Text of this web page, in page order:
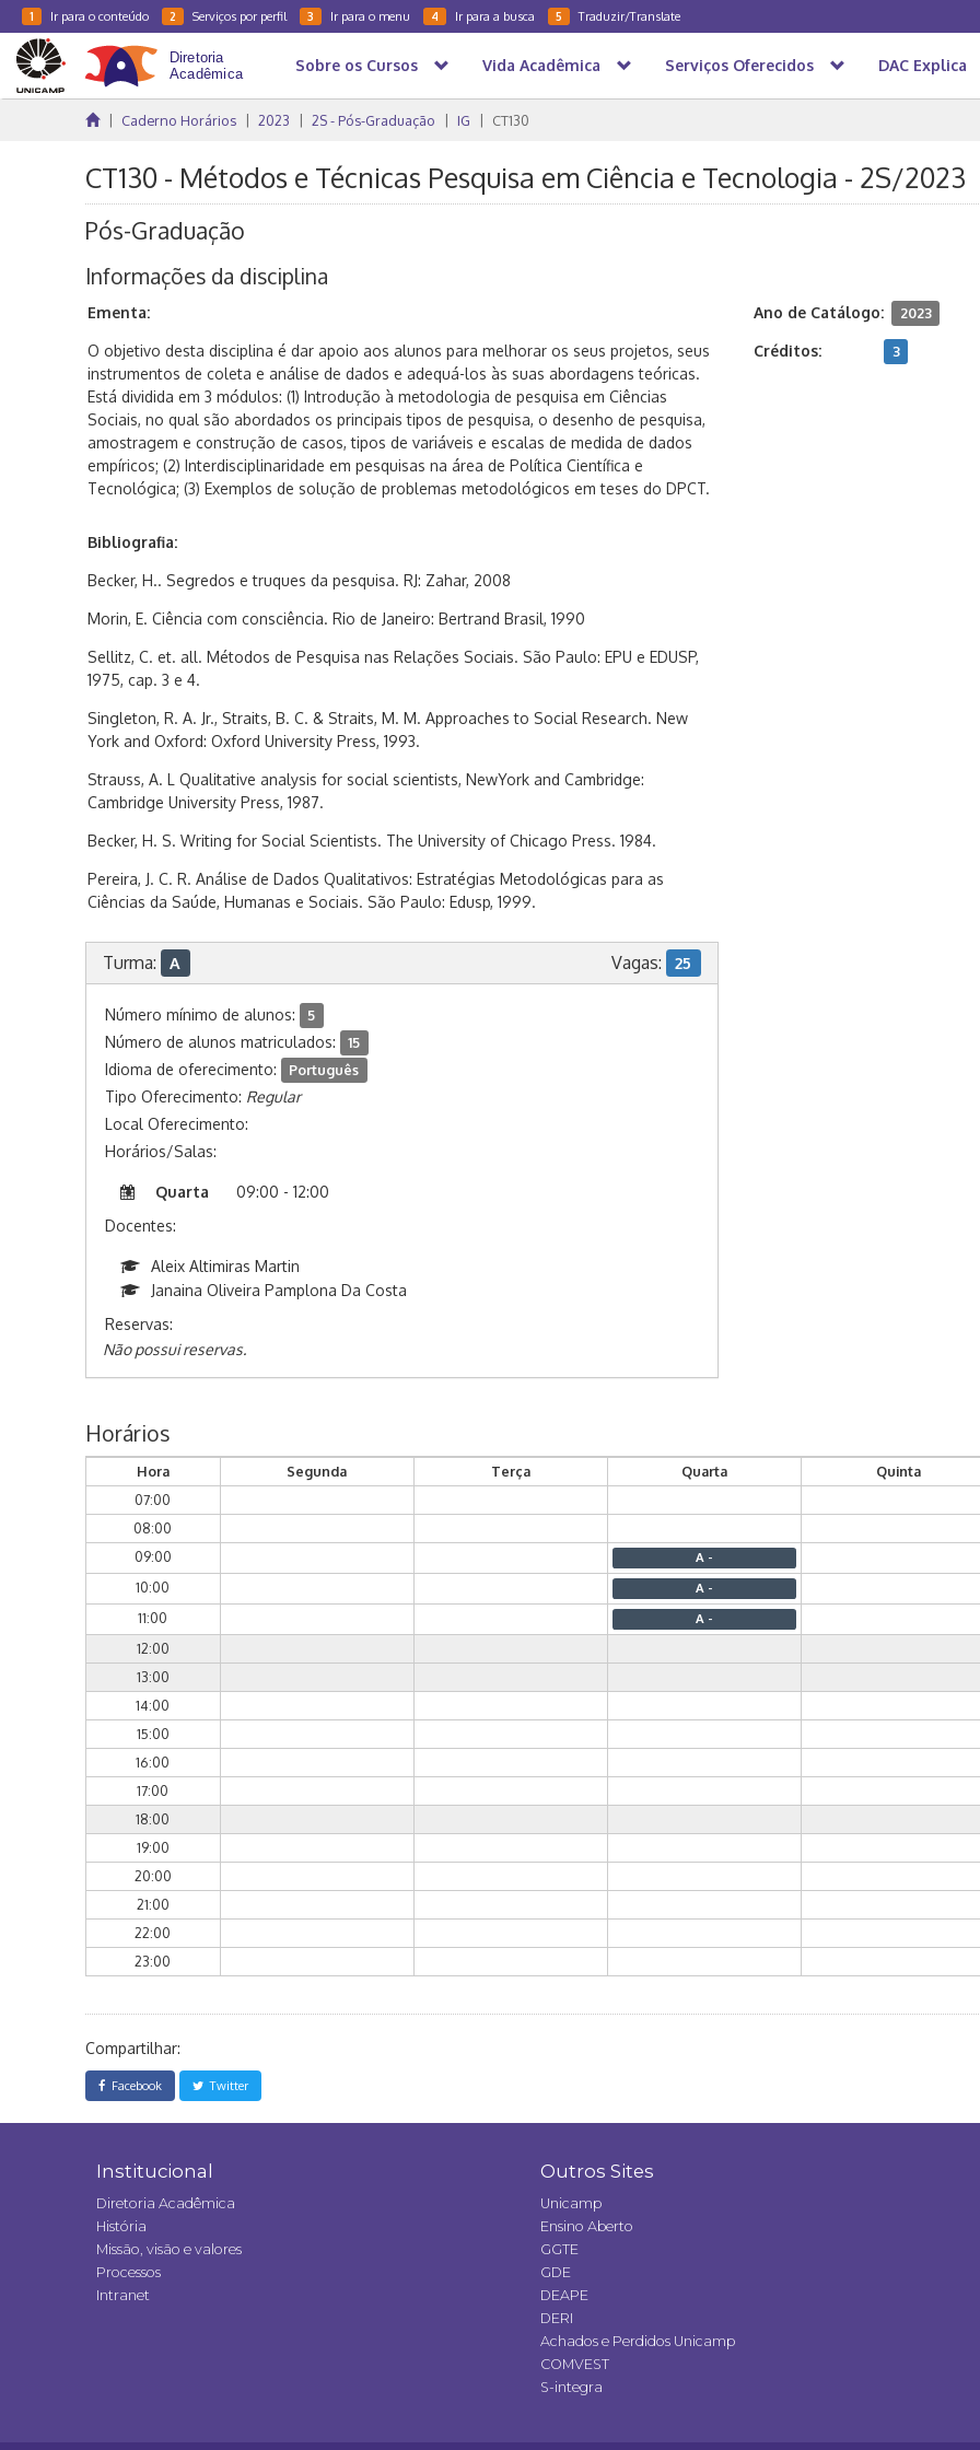
1 Ir para o conteúdo 2 Serviços por perfil 3 Ir para o menu 4 Ir para a busca 5 Traduzir/Translate
Sobre os Cursos Vida Acadêmica Serviços Oferecidos DAC Explica
Caderno Horários 2023 2S - Pós-Graduação IG CT130
CT130 - Métodos e Técnicas Pesquisa em Ciência e Tecnologia - 2S/2023
Pós-Graduação
Informações da disciplina
Ementa:
O objetivo desta disciplina é dar apoio aos alunos para melhorar os seus projetos, seus
instrumentos de coleta e análise de dados e adequá-los às suas abordagens teóricas.
Está dividida em 3 módulos: (1) Introdução à metodologia de pesquisa em Ciências
Sociais, no qual são abordados os principais tipos de pesquisa, o desenho de pesquisa,
amostragem e construção de casos, tipos de variáveis e escalas de medida de dados
empíricos; (2) Interdisciplinaridade em pesquisas na área de Política Científica e
Tecnológica; (3) Exemplos de solução de problemas metodológicos em teses do DPCT.
Bibliografia:
Becker, H.. Segredos e truques da pesquisa. RJ: Zahar, 2008
Morin, E. Ciência com consciência. Rio de Janeiro: Bertrand Brasil, 1990
Sellitz, C. et. all. Métodos de Pesquisa nas Relações Sociais. São Paulo: EPU e EDUSP,
1975, cap. 3 e 4.
Singleton, R. A. Jr., Straits, B. C. & Straits, M. M. Approaches to Social Research. New
York and Oxford: Oxford University Press, 1993.
Strauss, A. L Qualitative analysis for social scientists, NewYork and Cambridge:
Cambridge University Press, 1987.
Becker, H. S. Writing for Social Scientists. The University of Chicago Press. 1984.
Pereira, J. C. R. Análise de Dados Qualitativos: Estratégias Metodológicas para as
Ciências da Saúde, Humanas e Sociais. São Paulo: Edusp, 1999.
Ano de Catálogo: 2023
Créditos: 3
Turma: A Vagas: 25
Número mínimo de alunos: 5
Número de alunos matriculados: 15
Idioma de oferecimento: Português
Tipo Oferecimento: Regular
Local Oferecimento:
Horários/Salas:
Quarta
09:00 - 12:00
Docentes:
Aleix Altimiras Martin
Janaina Oliveira Pamplona Da Costa
Reservas:
Não possui reservas.
Horários
Hora Segunda Terça Quarta Quinta
07:00
08:00
09:00
A -
10:00 A -
11:00 A -
12:00
13:00
14:00
15:00
16:00
17:00
18:00
19:00
20:00
21:00
22:00
23:00
Compartilhar:
Facebook Twitter
Institucional
Diretoria Acadêmica
História
Missão, visão e valores
Processos
Intranet
Outros Sites
Unicamp
Ensino Aberto
GGTE
GDE
DEAPE
DERI
Achados e Perdidos Unicamp
COMVEST
S-integra